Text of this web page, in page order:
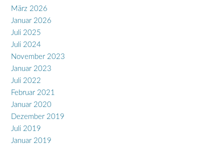
März 2026
Januar 2026
Juli 2025
Juli 2024
November 2023
Januar 2023
Juli 2022
Februar 2021
Januar 2020
Dezember 2019
Juli 2019
Januar 2019